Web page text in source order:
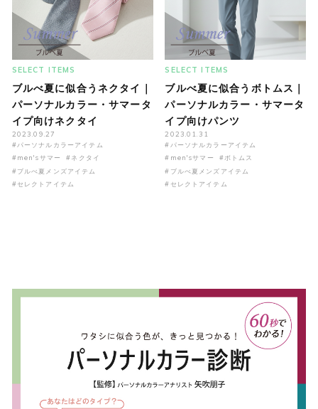
SELECT ITEMS
ブルべ夏に似合うネクタイ｜
パーソナルカラー・サマータ
イプ向けネクタイ
2023.09.27
#パーソナルカラーアイテム
#men'sサマー
#ネクタイ
#ブルべ夏メンズアイテム
#セレクトアイテム
SELECT ITEMS
ブルべ夏に似合うボトムス｜
パーソナルカラー・サマータ
イプ向けパンツ
2023.01.31
#パーソナルカラーアイテム
#men'sサマー
#ボトムス
#ブルべ夏メンズアイテム
#セレクトアイテム